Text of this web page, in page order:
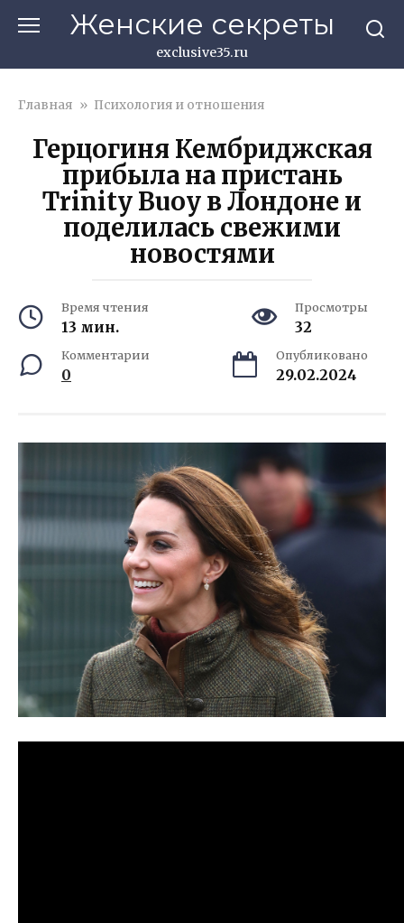
Женские секреты
exclusive35.ru
Главная » Психология и отношения
Герцогиня Кембриджская
прибыла на пристань
Trinity Buoy в Лондоне и
поделилась свежими
новостями
Время чтения
13 мин.
Просмотры
32
Комментарии
0
Опубликовано
29.02.2024